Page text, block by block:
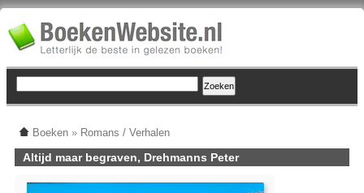
Boeken » Romans / Verhalen
Altijd maar begraven, Drehmanns Peter